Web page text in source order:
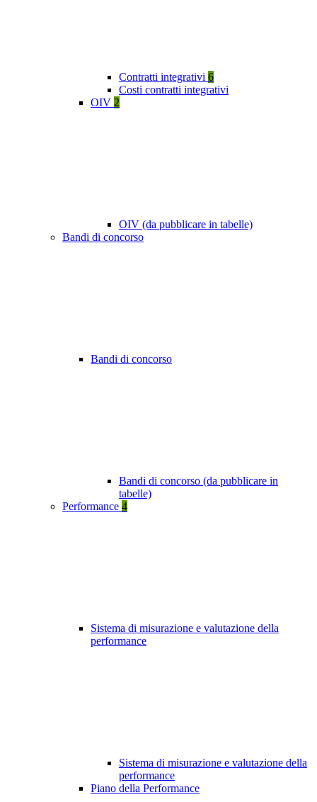
Contratti integrativi 6
Costi contratti integrativi
OIV 2
OIV (da pubblicare in tabelle)
Bandi di concorso
Bandi di concorso
Bandi di concorso (da pubblicare in
tabelle)
Performance 4
Sistema di misurazione e valutazione della
performance
Sistema di misurazione e valutazione della
performance
Piano della Performance